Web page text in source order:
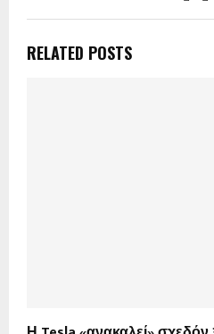
RELATED POSTS